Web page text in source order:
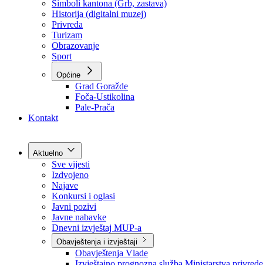
O kantonu
O kantonu
Simboli kantona (Grb, zastava)
Historija (digitalni muzej)
Privreda
Turizam
Obrazovanje
Sport
Općine
Kontakt
Aktuelno
Sve vijesti
Izdvojeno
Najave
Konkursi i oglasi
Javni pozivi
Javne nabavke
Dnevni izvještaj MUP-a